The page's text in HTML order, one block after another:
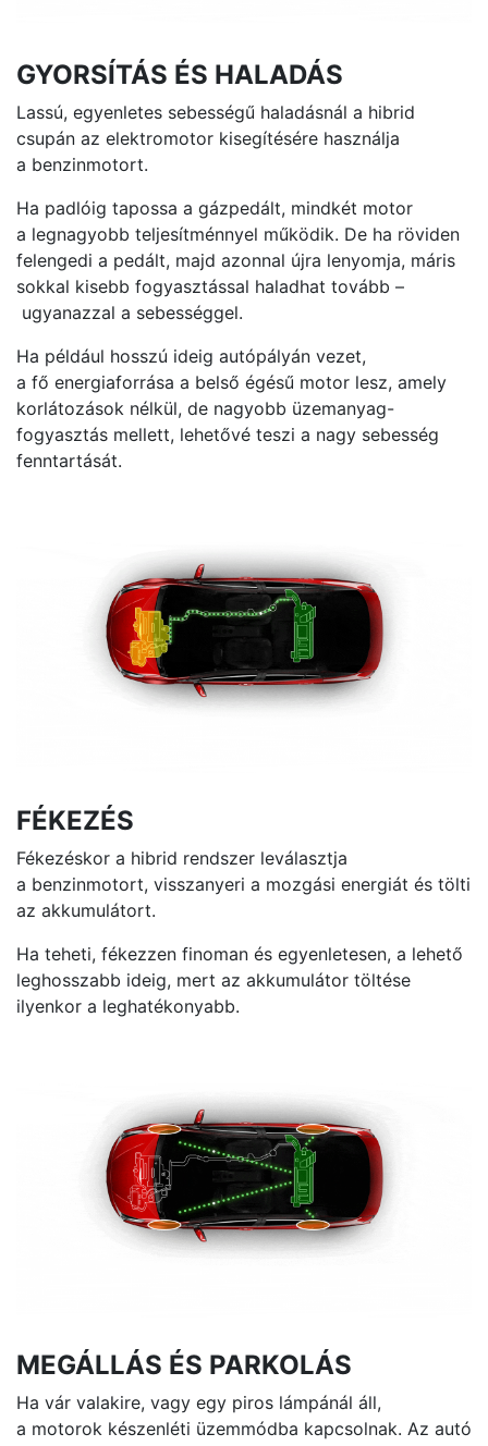
GYORSÍTÁS ÉS HALADÁS
Lassú, egyenletes sebességű haladásnál a hibrid
csupán az elektromotor kisegítésére használja
a benzinmotort.
Ha padlóig tapossa a gázpedált, mindkét motor
a legnagyobb teljesítménnyel működik. De ha röviden
felengedi a pedált, majd azonnal újra lenyomja, máris
sokkal kisebb fogyasztással haladhat tovább –
ugyanazzal a sebességgel.
Ha például hosszú ideig autópályán vezet,
a fő energiaforrása a belső égésű motor lesz, amely
korlátozások nélkül, de nagyobb üzemanyag-
fogyasztás mellett, lehetővé teszi a nagy sebesség
fenntartását.
FÉKEZÉS
Fékezéskor a hibrid rendszer leválasztja
a benzinmotort, visszanyeri a mozgási energiát és tölti
az akkumulátort.
Ha teheti, fékezzen finoman és egyenletesen, a lehető
leghosszabb ideig, mert az akkumulátor töltése
ilyenkor a leghatékonyabb.
MEGÁLLÁS ÉS PARKOLÁS
Ha vár valakire, vagy egy piros lámpánál áll,
a motorok készenléti üzemmódba kapcsolnak. Az autó